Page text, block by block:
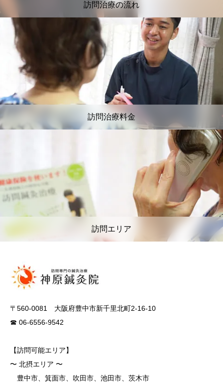
訪問治療の流れ
訪問治療料金
訪問エリア
〒560-0081 大阪府豊中市新千里北町2-16-10
☎ 06-6556-9542
【訪問可能エリア】
〜 北摂エリア 〜
豊中市、箕面市、吹田市、池田市、茨木市